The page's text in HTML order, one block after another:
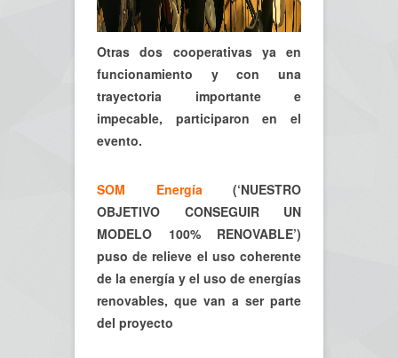
Otras dos cooperativas ya en
funcionamiento y con una
trayectoria importante e
impecable, participaron en el
evento.
SOM Energía (‘NUESTRO
OBJETIVO CONSEGUIR UN
MODELO 100% RENOVABLE’)
puso de relieve el uso coherente
de la energía y el uso de energías
renovables, que van a ser parte
del proyecto